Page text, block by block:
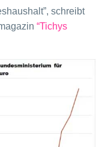
schreibt
“Tichys